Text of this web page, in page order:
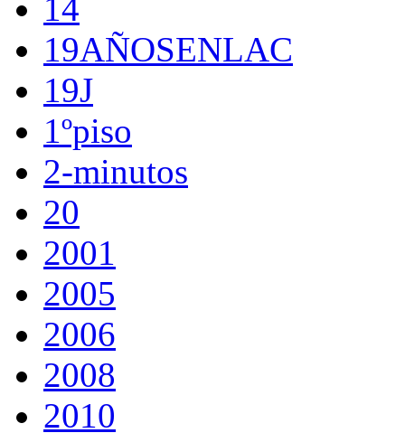
14
19AÑOSENLAC
19J
1ºpiso
2-minutos
20
2001
2005
2006
2008
2010